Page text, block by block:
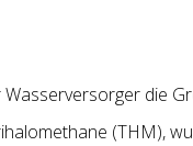
die
(THM),